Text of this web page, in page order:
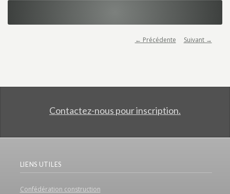
← Précédente Suivant →
Contactez-nous pour inscription.
LIENS UTILES
Confédération construction